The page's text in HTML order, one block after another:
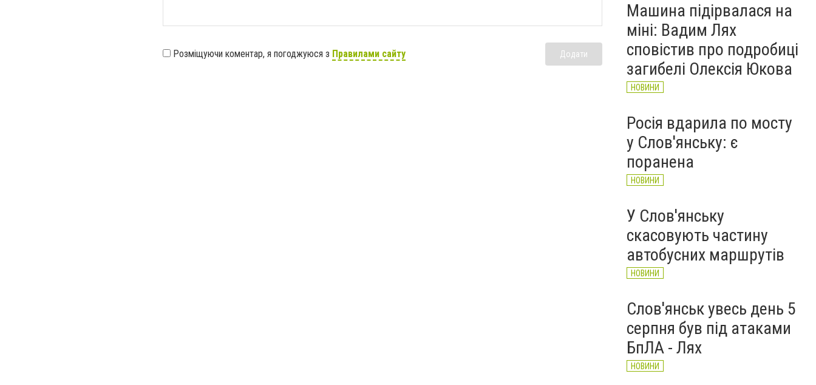
Розміщуючи коментар, я погоджуюся з Правилами сайту Додати
НОВИНИ
Машина підірвалася на
міні: Вадим Лях
сповістив про подробиці
загибелі Олексія Юкова
НОВИНИ
Росія вдарила по мосту
у Слов'янську: є
поранена
НОВИНИ
У Слов'янську
скасовують частину
автобусних маршрутів
НОВИНИ
Слов'янськ увесь день 5
серпня був під атаками
БпЛА - Лях
НОВИНИ